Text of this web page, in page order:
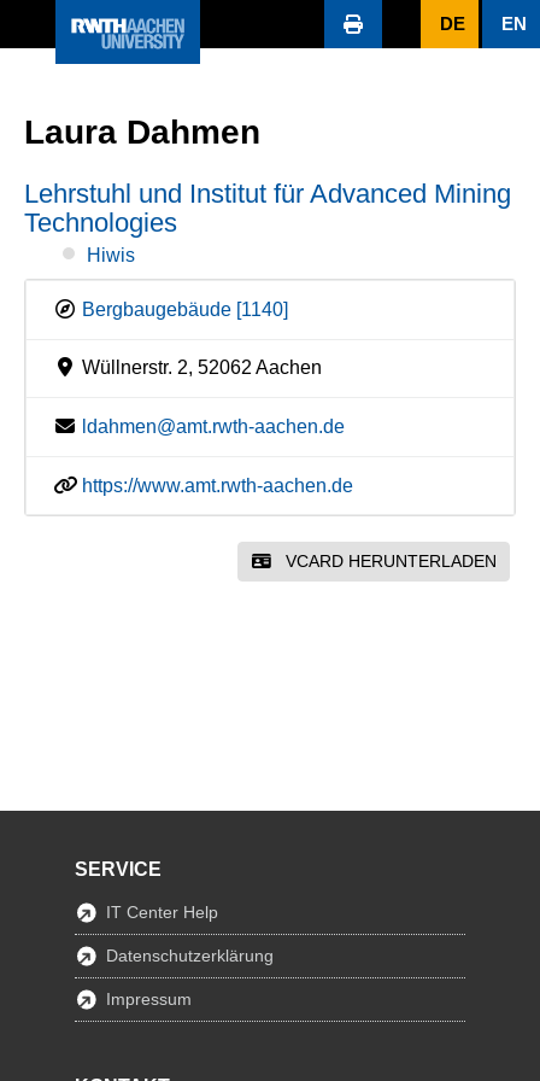
DE EN
Laura Dahmen
Lehrstuhl und Institut für Advanced Mining
Technologies
Hiwis
Bergbaugebäude [1140]
Wüllnerstr. 2, 52062 Aachen
ldahmen@amt.rwth-aachen.de
https://www.amt.rwth-aachen.de
VCARD HERUNTERLADEN
SERVICE
IT Center Help
Datenschutzerklärung
Impressum